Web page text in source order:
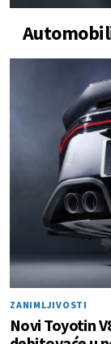
ZANIMLJIVOSTI
Novi Toyotin